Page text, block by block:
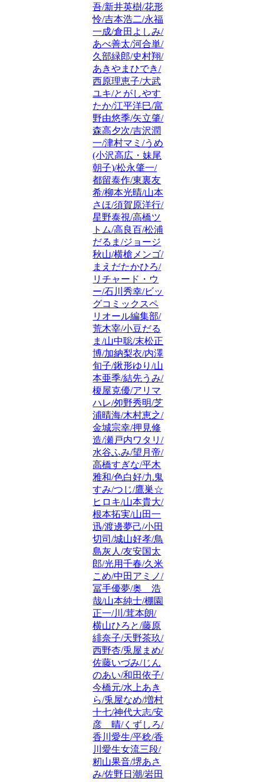
吾/新井英樹/花形
怜/吉本浩二/永福
一成/倉田よしみ/
あべ善太/河合単/
久部緑郎/史村翔/
あきやまひでき/
西原理恵子/大武
ユキ/とがしやす
たか/江平洋巳/富
野由悠季/矢立肇/
森高夕次/吉沢潤
一/津村マミ/うめ
(小沢高広・妹尾
朝子)/松永肇一/
都留泰作/東裏友
希/柳本光晴/山本
さほ/須賀原洋行/
星野泰視/高橋ツ
トム/高良百/松浦
だるま/ジョージ
秋山/横槍メンゴ/
まえだたかひろ/
リチャード・ウ
ー/石川秀幸/ビッ
グコミックスペ
リオール編集部/
荒木宰/小豆だる
ま/山中聡/末松正
博/加納梨衣/内澤
旬子/鍬形ゆり/山
本亜季/結先うみ/
榎屋克優/アリマ
ハレ/夘野秀明/芝
浦晴海/木村恵之/
金城宗幸/押見修
造/瀬戸内ワタリ/
水谷ふみ/望月帝/
高橋すぎな/平木
雅和/色白好/九鬼
すみ/つじ/鷹巣☆
ヒロキ/山本貴大/
根本拓実/山田一
迅/渡邊夢己/小田
切司/城山好孝/鳥
島灰人/友安国太
郎/光用千春/久米
こめ/中田アミノ/
冨手優夢/奥 浩
哉/山本純士/棚園
正一/川/茸本朗/
横山ひろと/藤原
緋奈子/天野茶玖/
西野杏/兎屋まめ/
佐藤いづみ/じん
のあい/和田依子/
今橋元/水上あき
ら/兎屋なめ/増村
十七/神代大志/安
彦 晴/くずしろ/
香川愛生/平稔/香
川愛生女流三段/
籾山果音/堺あさ
み/佐野日潮/岩田